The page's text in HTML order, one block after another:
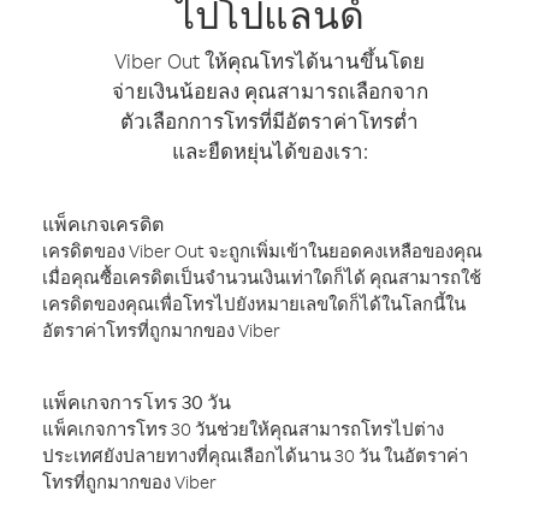
ไปโปแลนด์
Viber Out ให้คุณโทรได้นานขึ้นโดย
จ่ายเงินน้อยลง คุณสามารถเลือกจาก
ตัวเลือกการโทรที่มีอัตราค่าโทรต่ำ
และยืดหยุ่นได้ของเรา:
แพ็คเกจเครดิต
เครดิตของ Viber Out จะถูกเพิ่มเข้าในยอดคงเหลือของคุณ
เมื่อคุณซื้อเครดิตเป็นจำนวนเงินเท่าใดก็ได้ คุณสามารถใช้
เครดิตของคุณเพื่อโทรไปยังหมายเลขใดก็ได้ในโลกนี้ใน
อัตราค่าโทรที่ถูกมากของ Viber
แพ็คเกจการโทร 30 วัน
แพ็คเกจการโทร 30 วันช่วยให้คุณสามารถโทรไปต่าง
ประเทศยังปลายทางที่คุณเลือกได้นาน 30 วัน ในอัตราค่า
โทรที่ถูกมากของ Viber